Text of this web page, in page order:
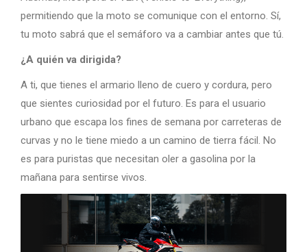
permitiendo que la moto se comunique con el entorno. Sí,
tu moto sabrá que el semáforo va a cambiar antes que tú.
¿A quién va dirigida?
A ti, que tienes el armario lleno de cuero y cordura, pero
que sientes curiosidad por el futuro. Es para el usuario
urbano que escapa los fines de semana por carreteras de
curvas y no le tiene miedo a un camino de tierra fácil. No
es para puristas que necesitan oler a gasolina por la
mañana para sentirse vivos.